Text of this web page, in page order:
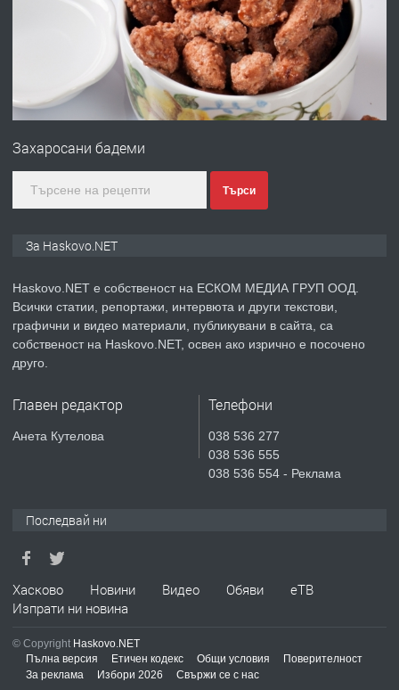
преди 3 дни
ПРЕДЛАГА
№4120 Магазин/Офис под наем в кв.
градската градина!
преди 4 дни
ПРЕДЛАГА
Продавам парцел в гр. Хасково кв.
СГЛОБЯВАНЕ НА МЕБЕЛИ.
ПРЕДЛАГА
№4119 Едностаен обзаведен
Захаросани бадеми
Търси
За Haskovo.NET
Haskovo.NET е собственост на ЕСКОМ МЕДИА ГРУП ООД.
Всички статии, репортажи, интервюта и други текстови,
графични и видео материали, публикувани в сайта, са
собственост на Haskovo.NET, освен ако изрично е посочено
друго.
Главен редактор
Анета Кутелова
Телефони
038 536 277
038 536 555
038 536 554 - Реклама
Последвай ни
Хасково Новини Видео Обяви
еТВ
Изпрати ни новина
© Copyright Haskovo.NET
Пълна версия
Етичен кодекс Общи условия
Поверителност
За реклама
Избори 2026 Свържи се с нас